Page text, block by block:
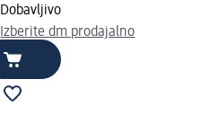
Dobavljivo
Izberite dm prodajalno